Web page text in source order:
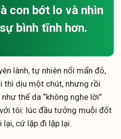
con bớt lo và nhìn
bình tĩnh hơn.
lành, tự nhiên nổi mẩn đỏ,
thì dịu một chút, nhưng rồi
thể da “không nghe lời”
tôi: lúc đầu tưởng muỗi đốt
cứ lặp đi lặp lại.